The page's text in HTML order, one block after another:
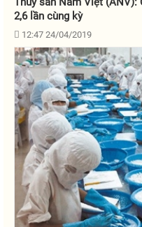
2,6 lần cùng kỳ
12:47 24/04/2019